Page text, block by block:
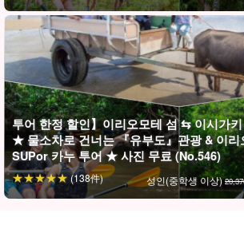
투어 한정 할인】이리오모테 섬 ⇆ 이시가
★ 물소차로 건너는 『유부도』관광 & 이리
SUPor 카누 투어 ★ 사진 무료 (No.546)
성인(중학생 이상)
(138件)